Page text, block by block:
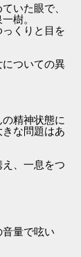
いた眼で、
樹。
くりと目を
についての異
精神状態に
な問題はあ
、一息をつ
量で呟い